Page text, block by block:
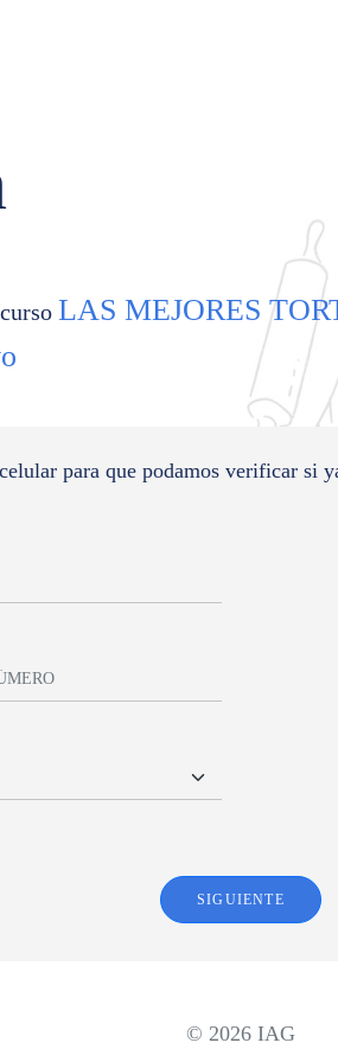
LAS MEJORES
para que podamos verificar si
SIGUIENTE
© 2026 IAG